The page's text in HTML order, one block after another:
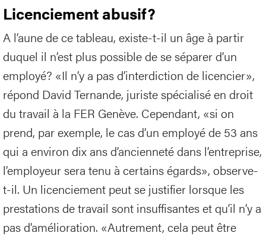
Licenciement abusif?
A l’aune de ce tableau, existe-t-il un âge à partir
duquel il n’est plus possible de se séparer d’un
employé? «Il n’y a pas d’interdiction de licencier»,
répond David Ternande, juriste spécialisé en droit
du travail à la FER Genève. Cependant, «si on
prend, par exemple, le cas d’un employé de 53 ans
qui a environ dix ans d’ancienneté dans l’entreprise,
l’employeur sera tenu à certains égards», observe-
t-il. Un licenciement peut se justifier lorsque les
prestations de travail sont insuffisantes et qu’il n’y a
pas d’amélioration. «Autrement, cela peut être